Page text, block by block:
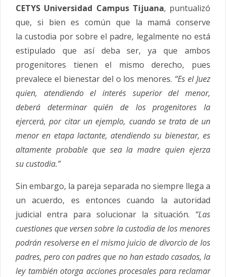
CETYS Universidad Campus Tijuana, puntualizó
que, si bien es común que la mamá conserve
lacustodia por sobre el padre, legalmente no está
estipulado que así deba ser, ya que ambos
progenitores tienen el mismo derecho, pues
prevalece el bienestar del o los menores. “Es el Juez
quien, atendiendo el interés superior del menor,
deberá determinar quién de los progenitores la
ejercerá, por citar un ejemplo, cuando se trata de un
menor en etapa lactante, atendiendo su bienestar, es
altamente probable que sea la madre quien ejerza
sucustodia.”
Sin embargo, la pareja separada no siempre llega a
un acuerdo, es entonces cuando la autoridad
judicial entra para solucionar la situación. “Las
cuestiones que versen sobre lacustodiade los menores
podrán resolverse en el mismo juicio de divorcio de los
padres, pero con padres que no han estado casados, la
ley también otorga acciones procesales para reclamar